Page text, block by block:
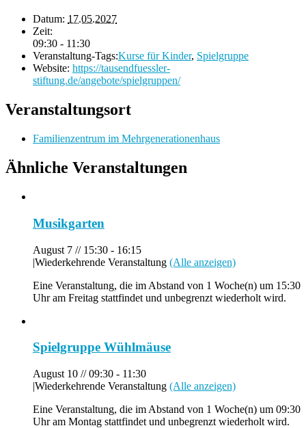
Datum: 17.05.2027
Zeit:
09:30 - 11:30
Veranstaltung-Tags:Kurse für Kinder, Spielgruppe
Website: https://tausendfuessler-
stiftung.de/angebote/spielgruppen/
Veranstaltungsort
Familienzentrum im Mehrgenerationenhaus
Ähnliche Veranstaltungen
Musikgarten
August 7 // 15:30 - 16:15
|Wiederkehrende Veranstaltung (Alle anzeigen)
Eine Veranstaltung, die im Abstand von 1 Woche(n) um 15:30
Uhr am Freitag stattfindet und unbegrenzt wiederholt wird.
Spielgruppe Wühlmäuse
August 10 // 09:30 - 11:30
|Wiederkehrende Veranstaltung (Alle anzeigen)
Eine Veranstaltung, die im Abstand von 1 Woche(n) um 09:30
Uhr am Montag stattfindet und unbegrenzt wiederholt wird.